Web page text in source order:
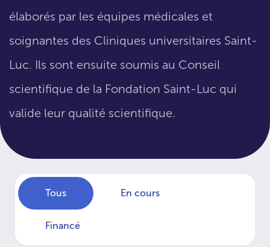
élaborés par les équipes médicales et
soignantes des Cliniques universitaires Saint-
Luc. Ils sont ensuite soumis au Conseil
scientifique de la Fondation Saint-Luc qui
valide leur qualité scientifique.
Tous En cours
Financé